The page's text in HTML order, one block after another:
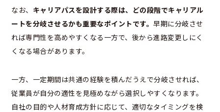
なお、 キャリアパスを設計する際は、どの段階でキャリアル
ートを分岐させるかも重要なポイントです。 早期に分岐させ
れば専門性を高めやすくなる一方で、後から進路変更しにく
くなる場合があります。
一方、一定期間は共通の経験を積んだうえで分岐させれば、
従業員が自分の適性を見極めながら選択しやすくなります。
自社の目的や人材育成方針に応じて、適切なタイミングを検